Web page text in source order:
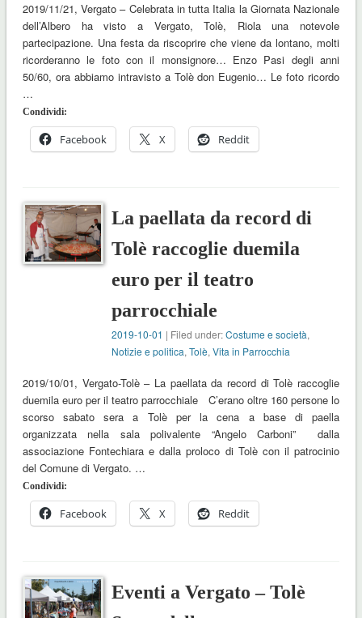
2019/11/21, Vergato – Celebrata in tutta Italia la Giornata Nazionale
dell’Albero ha visto a Vergato, Tolè, Riola una notevole
partecipazione. Una festa da riscoprire che viene da lontano, molti
ricorderanno le foto con il monsignore… Enzo Pasi degli anni
50/60, ora abbiamo intravisto a Tolè don Eugenio… Le foto ricordo
…
Condividi:
Facebook X Reddit
La paellata da record di
Tolè raccoglie duemila
euro per il teatro
parrocchiale
2019-10-01 | Filed under:Costume e società,
Notizie e politica,Tolè,Vita in Parrocchia
2019/10/01, Vergato-Tolè – La paellata da record di Tolè raccoglie
duemila euro per il teatro parrocchiale C’erano oltre 160 persone lo
scorso sabato sera a Tolè per la cena a base di paella
organizzata nella sala polivalente “Angelo Carboni” dalla
associazione Fontechiara e dalla proloco di Tolè con il patrocinio
del Comune di Vergato. …
Condividi:
Facebook X Reddit
Eventi a Vergato – Tolè